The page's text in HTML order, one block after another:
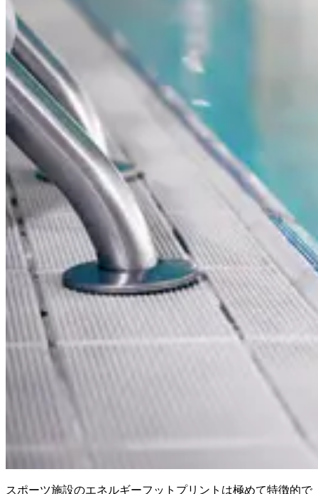
スポーツ施設のエネルギーフットプリントは極めて特徴的で